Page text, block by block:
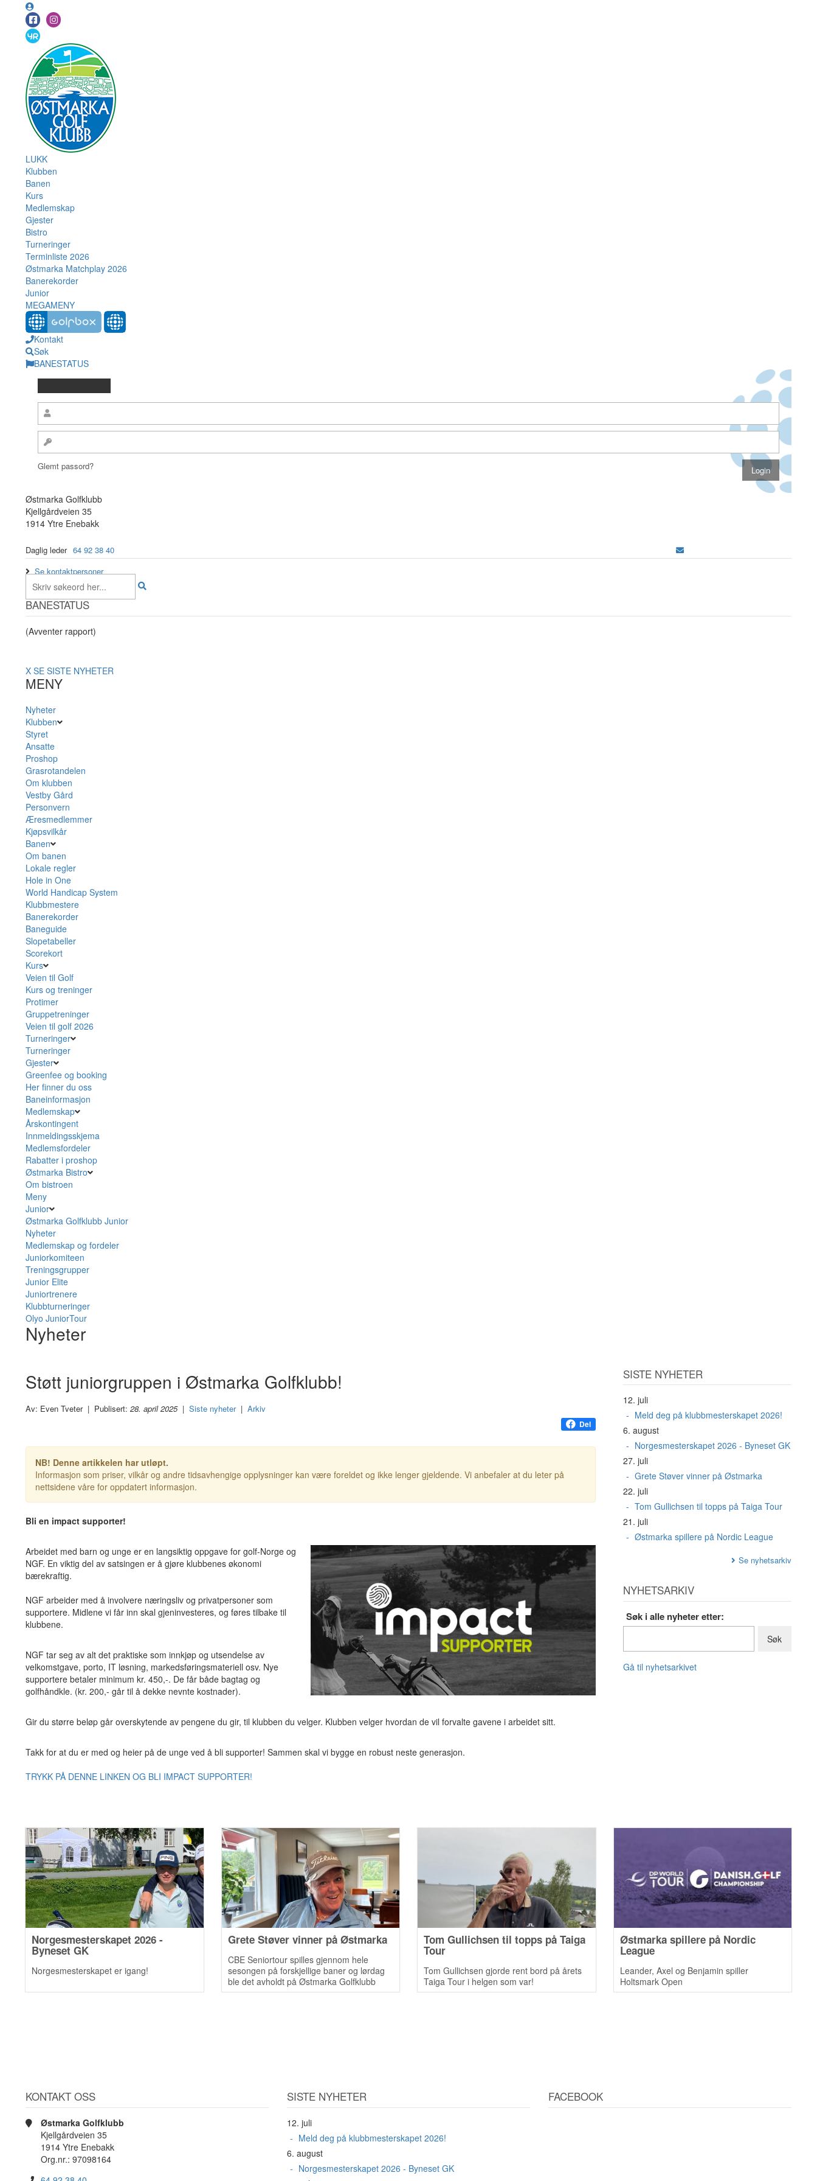
LUKK
Klubben
Banen
Kurs
Medlemskap
Gjester
Bistro
Turneringer
Terminliste 2026
Østmarka Matchplay 2026
Banerekorder
Junior
MEGAMENY
Kontakt
Søk
BANESTATUS
Glemt passord?
Østmarka Golfklubb
Kjellgårdveien 35
1914 Ytre Enebakk
Daglig leder 64 92 38 40
Se kontaktpersoner
BANESTATUS
(Avventer rapport)
X SE SISTE NYHETER
MENY
Nyheter
Klubben
Styret
Ansatte
Proshop
Grasrotandelen
Om klubben
Vestby Gård
Personvern
Æresmedlemmer
Kjøpsvilkår
Banen
Om banen
Lokale regler
Hole in One
World Handicap System
Klubbmestere
Banerekorder
Baneguide
Slopetabeller
Scorekort
Kurs
Veien til Golf
Kurs og treninger
Protimer
Gruppetreninger
Veien til golf 2026
Turneringer
Turneringer
Gjester
Greenfee og booking
Her finner du oss
Baneinformasjon
Medlemskap
Årskontingent
Innmeldingsskjema
Medlemsfordeler
Rabatter i proshop
Østmarka Bistro
Om bistroen
Meny
Junior
Østmarka Golfklubb Junior
Nyheter
Medlemskap og fordeler
Juniorkomiteen
Treningsgrupper
Junior Elite
Juniortrenere
Klubbturneringer
Olyo JuniorTour
Nyheter
Støtt juniorgruppen i Østmarka Golfklubb!
Av: Even Tveter | Publisert: 28. april 2025| Siste nyheter| Arkiv
Del
NB! Denne artikkelen har utløpt.
Informasjon som priser, vilkår og andre tidsavhengige opplysninger kan være foreldet og ikke lenger gjeldende. Vi anbefaler at du leter på
nettsidene våre for oppdatert informasjon.
Bli en impact supporter!
Arbeidet med barn og unge er en langsiktig oppgave for golf-Norge og
NGF. En viktig del av satsingen er å gjøre klubbenes økonomi
bærekraftig.
NGF arbeider med å involvere næringsliv og privatpersoner som
supportere. Midlene vi får inn skal gjeninvesteres, og føres tilbake til
klubbene.
NGF tar seg av alt det praktiske som innkjøp og utsendelse av
velkomstgave, porto, IT løsning, markedsføringsmateriell osv. Nye
supportere betaler minimum kr. 450,-. De får både bagtag og
golfhåndkle. (kr. 200,- går til å dekke nevnte kostnader).
Gir du større beløp går overskytende av pengene du gir, til klubben du velger. Klubben velger hvordan de vil forvalte gavene i arbeidet sitt.
Takk for at du er med og heier på de unge ved å bli supporter! Sammen skal vi bygge en robust neste generasjon.
TRYKK PÅ DENNE LINKEN OG BLI IMPACT SUPPORTER!
SISTE NYHETER
12. juli
Meld deg på klubbmesterskapet 2026!
6. august
Norgesmesterskapet 2026 - Byneset GK
27. juli
Grete Støver vinner på Østmarka
22. juli
Tom Gullichsen til topps på Taiga Tour
21. juli
Østmarka spillere på Nordic League
Se nyhetsarkiv
NYHETSARKIV
Søk i alle nyheter etter:
Gå til nyhetsarkivet
Norgesmesterskapet 2026 -
Byneset GK
Norgesmesterskapet er igang!
Grete Støver vinner på Østmarka
CBE Seniortour spilles gjennom hele
sesongen på forskjellige baner og lørdag
ble det avholdt på Østmarka Golfklubb
med hele 87 deltakere!
Tom Gullichsen til topps på Taiga
Tour
Tom Gullichsen gjorde rent bord på årets
Taiga Tour i helgen som var!
Østmarka spillere på Nordic
League
Leander, Axel og Benjamin spiller
Holtsmark Open
KONTAKT OSS
Østmarka Golfklubb
Kjellgårdveien 35
1914 Ytre Enebakk
Org.nr.: 97098164
SISTE NYHETER
12. juli
Meld deg på klubbmesterskapet 2026!
6. august
Norgesmesterskapet 2026 - Byneset GK
FACEBOOK